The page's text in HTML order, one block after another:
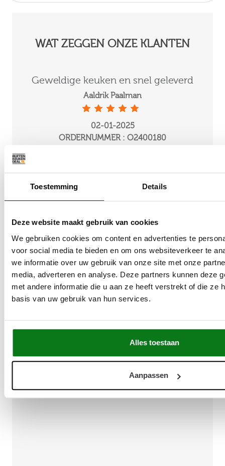
Toestemming Details
Deze website maakt gebruik van cookies
We gebruiken cookies om content en advertenties te
voor social media te bieden en om ons websiteverkeer te
we informatie over uw gebruik van onze site met onze
media, adverteren en analyse. Deze partners kunnen deze
met andere informatie die u aan ze heeft verstrekt of die ze
basis van uw gebruik van hun services.
Alles toestaan
Aanpassen
WAT ZEGGEN ONZE KLANTEN
Geweldige keuken en snel geleverd
Aaldrik Paalman
02-01-2025
ORDERNUMMER : O2400180